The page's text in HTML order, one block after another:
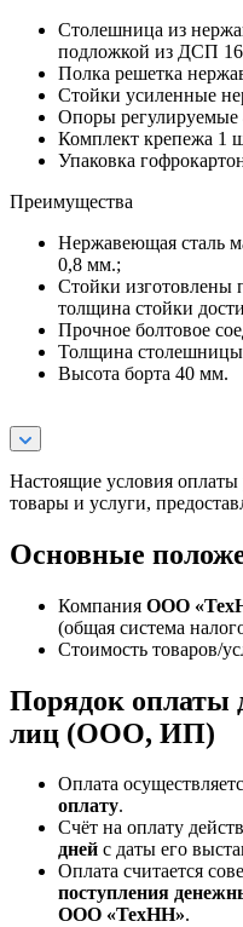
Столешница из
подложкой из ДСП 16
Полка решетка
Стойки усиленные
Опоры регулируемые
Комплект крепежа 1
Упаковка
Преимущества
Нержавеющая сталь
0,8 мм.;
Стойки изготовлены
толщина стойки
Прочное болтовое
Толщина
Высота борта 40 мм.
Настоящие условия оплаты
товары и услуги,
Основные
Компания ООО
(общая система
Стоимость товаров/
Порядок оплаты
лиц (ООО, ИП)
Оплата
оплату.
Счёт на оплату
дней с даты его
Оплата считается
поступления
ООО «ТехНН».